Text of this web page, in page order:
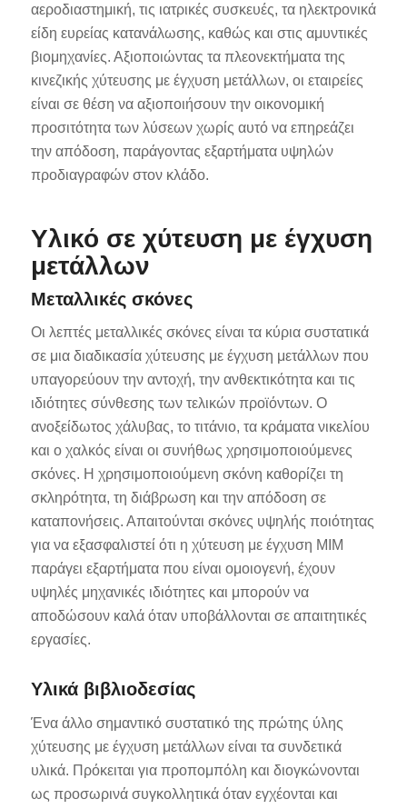
αεροδιαστημική, τις ιατρικές συσκευές, τα ηλεκτρονικά
είδη ευρείας κατανάλωσης, καθώς και στις αμυντικές
βιομηχανίες. Αξιοποιώντας τα πλεονεκτήματα της
κινεζικής χύτευσης με έγχυση μετάλλων, οι εταιρείες
είναι σε θέση να αξιοποιήσουν την οικονομική
προσιτότητα των λύσεων χωρίς αυτό να επηρεάζει
την απόδοση, παράγοντας εξαρτήματα υψηλών
προδιαγραφών στον κλάδο.
Υλικό σε χύτευση με έγχυση
μετάλλων
Μεταλλικές σκόνες
Οι λεπτές μεταλλικές σκόνες είναι τα κύρια συστατικά
σε μια διαδικασία χύτευσης με έγχυση μετάλλων που
υπαγορεύουν την αντοχή, την ανθεκτικότητα και τις
ιδιότητες σύνθεσης των τελικών προϊόντων. Ο
ανοξείδωτος χάλυβας, το τιτάνιο, τα κράματα νικελίου
και ο χαλκός είναι οι συνήθως χρησιμοποιούμενες
σκόνες. Η χρησιμοποιούμενη σκόνη καθορίζει τη
σκληρότητα, τη διάβρωση και την απόδοση σε
καταπονήσεις. Απαιτούνται σκόνες υψηλής ποιότητας
για να εξασφαλιστεί ότι η χύτευση με έγχυση MIM
παράγει εξαρτήματα που είναι ομοιογενή, έχουν
υψηλές μηχανικές ιδιότητες και μπορούν να
αποδώσουν καλά όταν υποβάλλονται σε απαιτητικές
εργασίες.
Υλικά βιβλιοδεσίας
Ένα άλλο σημαντικό συστατικό της πρώτης ύλης
χύτευσης με έγχυση μετάλλων είναι τα συνδετικά
υλικά. Πρόκειται για προπομπόλη και διογκώνονται
ως προσωρινά συγκολλητικά όταν εγχέονται και